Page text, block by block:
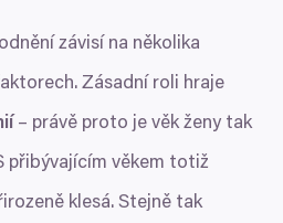
závisí na několika
Zásadní roli hraje
– právě proto je věk ženy tak
přibývajícím věkem totiž
klesá. Stejně tak